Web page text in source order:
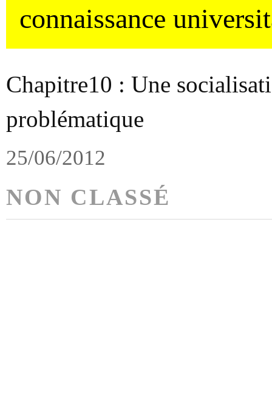
connaissance
Chapitre10 : Une
problématique
25/06/2012
NON CLASSÉ